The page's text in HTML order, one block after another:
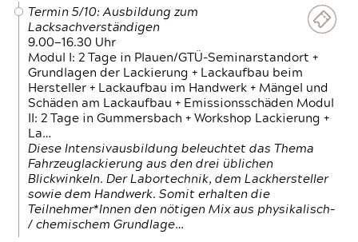
Termin 5/10: Ausbildung zum
Lacksachverständigen
9.00—16.30 Uhr
Modul I: 2 Tage in Plauen/GTÜ-Seminarstandort +
Grundlagen der Lackierung + Lackaufbau beim
Hersteller + Lackaufbau im Handwerk + Mängel und
Schäden am Lackaufbau + Emissionsschäden Modul
II: 2 Tage in Gummersbach + Workshop Lackierung +
La…
Diese Intensivausbildung beleuchtet das Thema
Fahrzeuglackierung aus den drei üblichen
Blickwinkeln. Der Labortechnik, dem Lackhersteller
sowie dem Handwerk. Somit erhalten die
Teilnehmer*Innen den nötigen Mix aus physikalisch-
/ chemischem Grundlage…